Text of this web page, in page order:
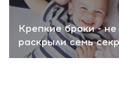
Крепкие браки - не
раскрыли семь